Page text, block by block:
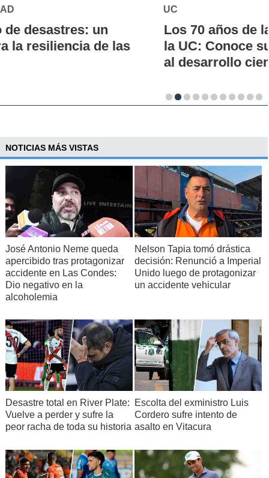
UC
Los 70 años de la Carrera de Química de
la UC: Conoce su historia, hitos y aporte
al desarrollo científico del país
NOTICIAS MÁS VISTAS
José Antonio Neme queda
apercibido tras protagonizar
accidente en Las Condes:
Dio negativo en la
alcoholemia
Nelson Tapia tomó drástica
decisión: Renunció a Imperial
Unido luego de protagonizar
un accidente vehicular
Desastre total en River Plate:
Vuelve a perder y sufre la
peor racha de toda su historia
Escolta del exministro Luis
Cordero sufre intento de
asalto en Vitacura